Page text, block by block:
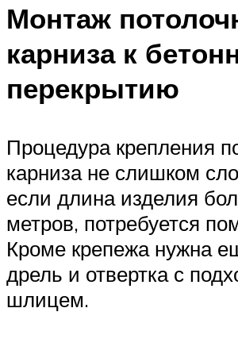
Монтаж
карниза к
перекрытию
Процедура крепления
карниза не слишком
если длина изделия
метров, потребуется
Кроме крепежа нужна
дрель и отвертка с
шлицем.